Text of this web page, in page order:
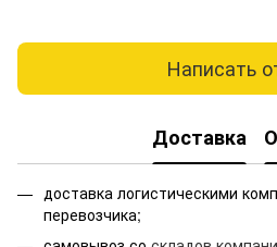
Написать
Доставка
доставка логистическими
перевозчика;